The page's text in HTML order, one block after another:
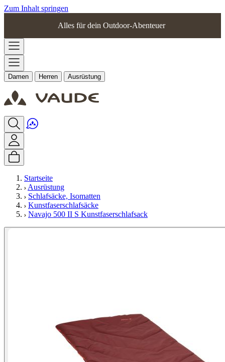
Zum Inhalt springen
Alles für dein Outdoor-Abenteuer
Damen Herren Ausrüstung
Startseite
Ausrüstung
Schlafsäcke, Isomatten
Kunstfaserschlafsäcke
Navajo 500 II S Kunstfaserschlafsack